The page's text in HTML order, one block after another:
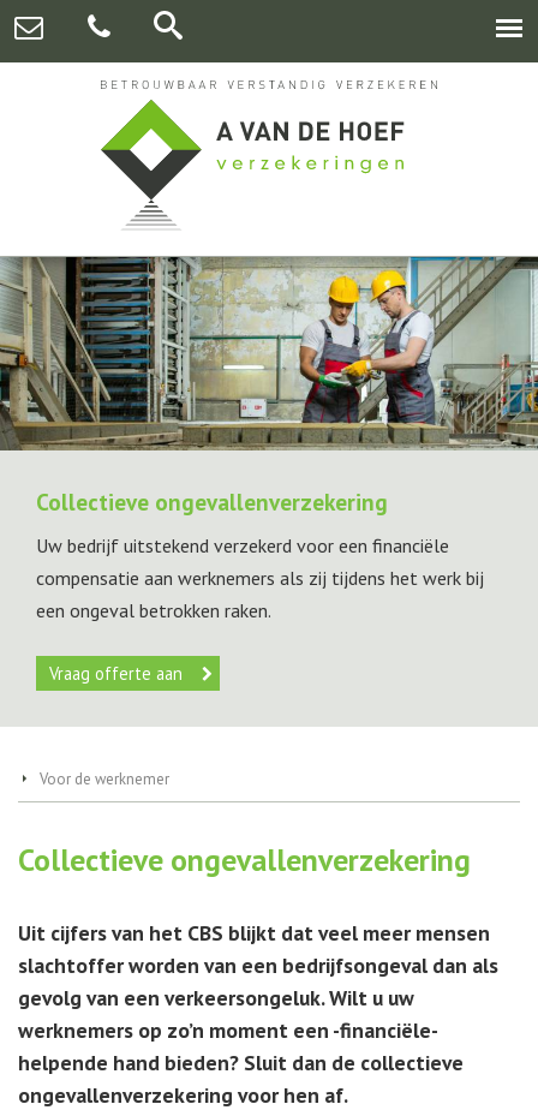
Collectieve ongevallenverzekering
Uw bedrijf uitstekend verzekerd voor een financiële
compensatie aan werknemers als zij tijdens het werk bij
een ongeval betrokken raken.
Vraag offerte aan
Voor de werknemer
Collectieve ongevallenverzekering
Uit cijfers van het CBS blijkt dat veel meer mensen
slachtoffer worden van een bedrijfsongeval dan als
gevolg van een verkeersongeluk. Wilt u uw
werknemers op zo’n moment een -financiële-
helpende hand bieden? Sluit dan de collectieve
ongevallenverzekering voor hen af.